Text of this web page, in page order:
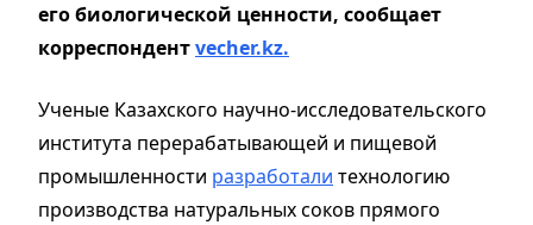
его биологической ценности, сообщает
корреспондентvecher.kz.
Ученые Казахского научно-исследовательского
института перерабатывающей и пищевой
промышленности разработали технологию
производства натуральных соков прямого